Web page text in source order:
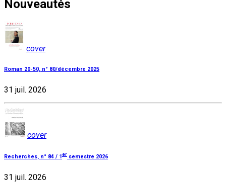
Nouveautés
cover
Roman 20-50, n° 80/décembre 2025
31 juil. 2026
cover
Recherches, n° 84 / 1 er semestre 2026
31 juil. 2026